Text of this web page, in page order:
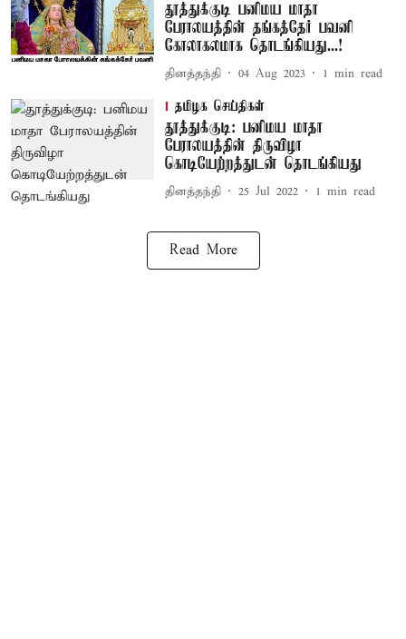
தூத்துக்குடி பனிமய மாதா
பேராலயத்தின் தங்கத்தேர் பவனி
கோலாகலமாக தொடங்கியது...!
தினத்தந்தி 04 Aug 2023 1 min read
தமிழக செய்திகள்
தூத்துக்குடி: பனிமய மாதா
பேராலயத்தின் திருவிழா
கொடியேற்றத்துடன் தொடங்கியது
தினத்தந்தி 25 Jul 2022 1 min read
Read More